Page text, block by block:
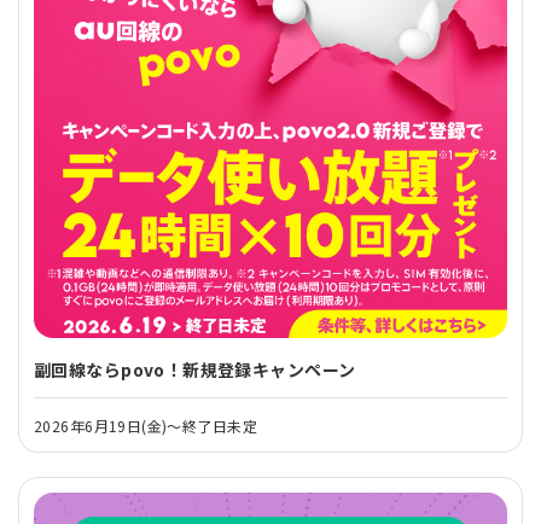
副回線ならpovo！新規登録キャンペーン
2026年6月19日(金)～終了日未定